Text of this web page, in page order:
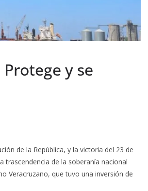
y se
de la República, y la victoria del 23 de
trascendencia de la soberanía nacional
Veracruzano, que tuvo una inversión de